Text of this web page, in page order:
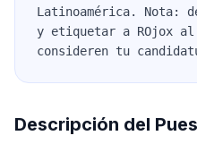
Latinoamérica. Nota:
y etiquetar a ROjox
consideren tu
Descripción del